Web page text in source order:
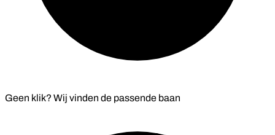
Geen klik? Wij vinden depassende baan